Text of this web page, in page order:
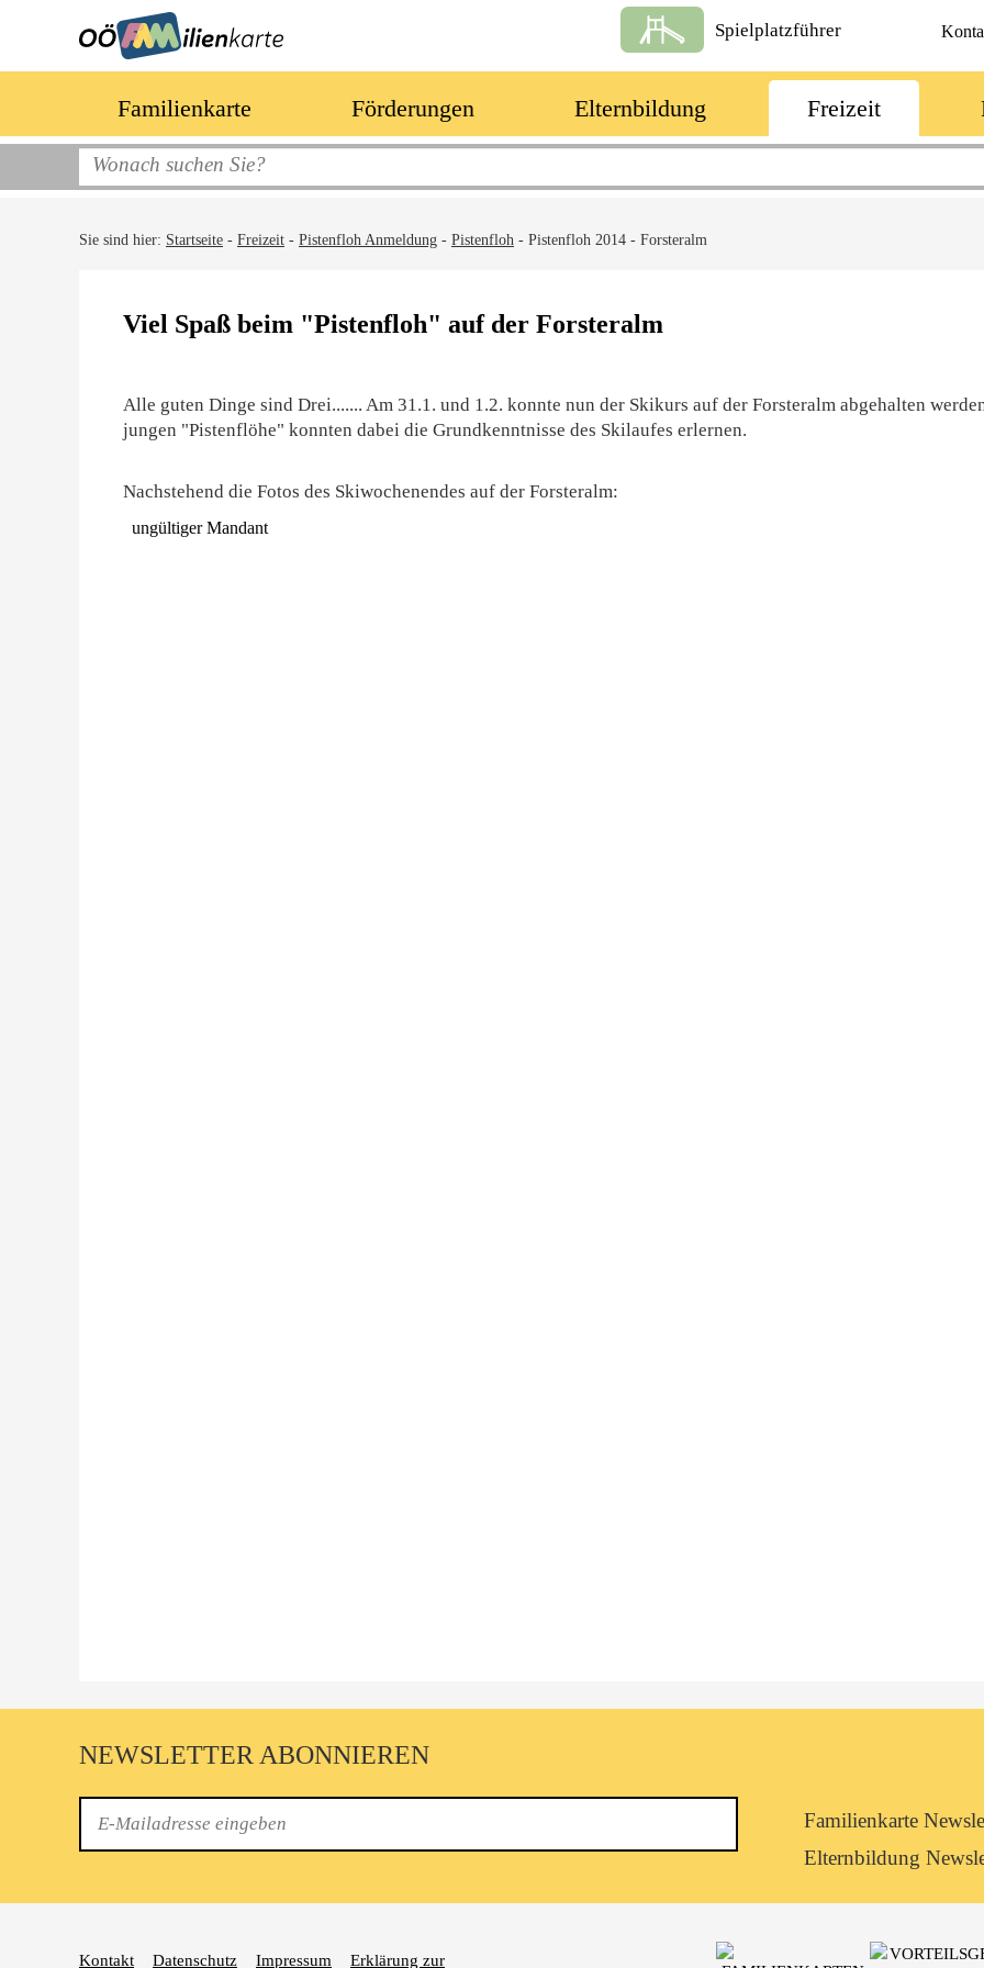
Spielplatzführer
Familienkarte Förderungen Elternbildung Freizeit
Sie sind hier: Startseite - Freizeit - Pistenfloh Anmeldung - Pistenfloh - Pistenfloh 2014 - Forsteralm
Viel Spaß beim "Pistenfloh" auf der Forsteralm
Alle guten Dinge sind Drei....... Am 31.1. und 1.2. konnte nun der Skikurs auf der Forsteralm abgehalten
jungen "Pistenflöhe" konnten dabei die Grundkenntnisse des Skilaufes erlernen.
Nachstehend die Fotos des Skiwochenendes auf der Forsteralm:
NEWSLETTER ABONNIEREN
Mail
Newsletterkategorie
abonnieren
Familienkarte
Elternbildung
Kontakt Datenschutz Impressum Erklärung zur